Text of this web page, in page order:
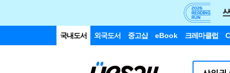
국내도서 외국도서 중고샵 eBook 크레마클럽